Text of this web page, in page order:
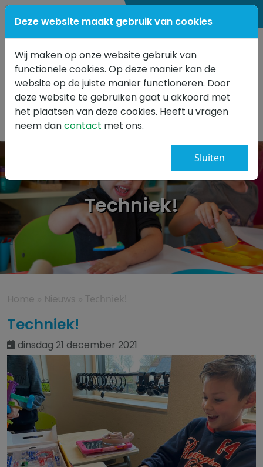
0347 341499
Techniek!
Home » Nieuws » Techniek!
Techniek!
dinsdag 21 december 2021
Deze website maakt gebruik van cookies
Wij maken op onze website gebruik van
functionele cookies. Op deze manier kan de
website op de juiste manier functioneren. Door
deze website te gebruiken gaat u akkoord met
het plaatsen van deze cookies. Heeft u vragen
neem dancontact met ons.
Sluiten